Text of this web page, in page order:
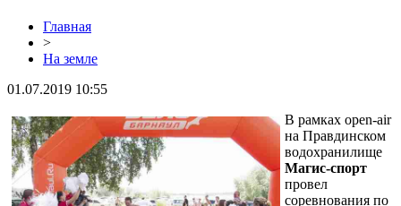
Главная
>
На земле
01.07.2019 10:55
В рамках open-air
на Правдинском
водохранилище
Магис-спорт
провел
соревнования по